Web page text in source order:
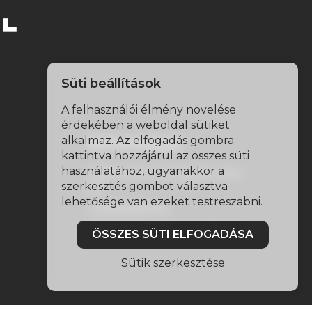
Elérhetőségek
2458 Kulcs, Gyöngysor utca
11/1.
+36306099749
info@otthonidiagnosztika.hu
Süti beállítások
A felhasználói élmény növelése
érdekében a weboldal sütiket
alkalmaz. Az elfogadás gombra
kattintva hozzájárul az összes süti
használatához, ugyanakkor a
szerkesztés gombot választva
lehetősége van ezeket testreszabni.
ÖSSZES SÜTI ELFOGADÁSA
Sütik szerkesztése